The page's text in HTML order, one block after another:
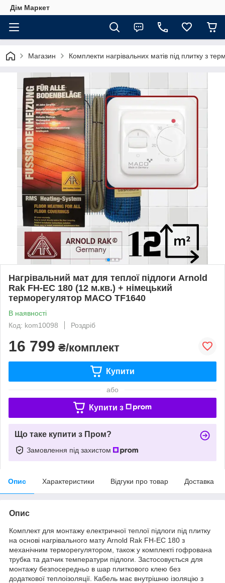
Дім Маркет
Магазин Комплекти нагрівальних матів під плитку з
Нагрівальний мат для теплої підлоги Arnold
Rak FH-EC 180 (12 м.кв.) + німецький
терморегулятор MACO TF1640
В наявності
Код: kom10098
Роздріб
16 799 ₴/комплект
Купити
або
Купити з
Що таке купити з Пром?
Замовлення під захистом
Опис Характеристики Відгуки про товар Доставка
Опис
Комплект для монтажу електричної теплої підлоги під плитку
на основі нагрівального мату Arnold Rak FH-EC 180 з
механічним терморегулятором, також у комплекті гофрована
трубка та датчик температури підлоги. Застосовується для
монтажу безпосередньо в шар плиткового клею без
додаткової теплоізоляції. Кабель має внутрішню ізоляцію з